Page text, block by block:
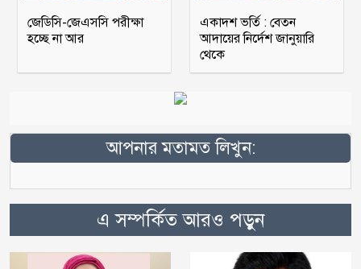
জেডিসি-জেএসসি পরীক্ষা
হচ্ছে না আর
একাদশ ভর্তি : বেতন
আদায়ের নির্দেশ জানুয়ারি
থেকে
আপনার মতামত লিখুন:
এ সম্পর্কিত আরও পড়ুন